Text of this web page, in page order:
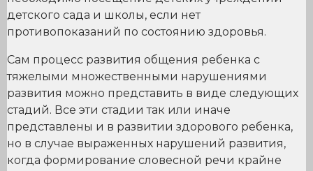
детского сада и школы, если нет
противопоказаний по состоянию здоровья.
Сам процесс развития общения ребенка с
тяжелыми множественными нарушениями
развития можно представить в виде следующих
стадий. Все эти стадии так или иначе
представлены и в развитии здорового ребенка,
но в случае выраженных нарушений развития,
когда формирование словесной речи крайне